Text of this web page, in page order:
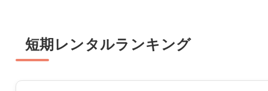
短期レンタルランキング